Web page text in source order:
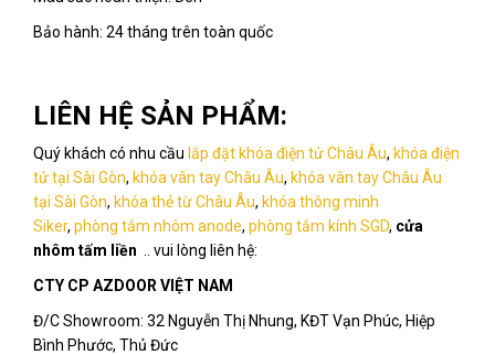
Bảo hành: 24 tháng trên toàn quốc
LIÊN HỆ SẢN PHẨM:
Quý khách có nhu cầu lắp đặt khóa điện tử Châu Âu, khóa điện
tử tại Sài Gòn, khóa vân tay Châu Âu, khóa vân tay Châu Âu
tại Sài Gòn, khóa thẻ từ Châu Âu, khóa thông minh
Siker, phòng tắm nhôm anode, phòng tắm kính SGD, cửa
nhôm tấm liền .. vui lòng liên hệ:
CTY CP AZDOOR VIỆT NAM
Đ/C Showroom: 32 Nguyễn Thị Nhung, KĐT Vạn Phúc, Hiệp
Bình Phước, Thủ Đức